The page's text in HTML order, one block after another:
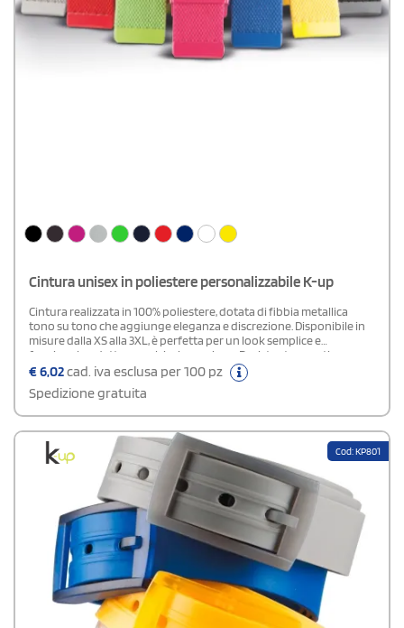
Cintura unisex in poliestere personalizzabile K-up
Cintura realizzata in 100% poliestere, dotata di fibbia metallica
tono su tono che aggiunge eleganza e discrezione. Disponibile in
misure dalla XS alla 3XL, è perfetta per un look semplice e
funzionale, adatta a qualsiasi occasione. Resistente e pratica,
completa il tuo outfit con stile
€6,02cad. iva esclusa per 100 pz
Spedizione gratuita
Cod: KP801